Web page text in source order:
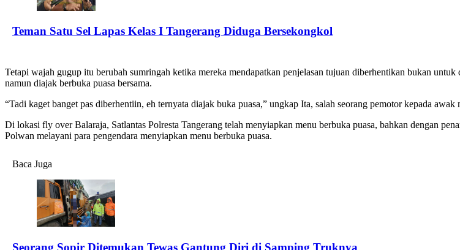
Teman Satu Sel Lapas Kelas I Tangerang Diduga Bersekongkol
Tetapi wajah gugup itu berubah sumringah ketika mereka mendapatkan penjelasan tujuan diberhentikan bukan untuk
namun diajak berbuka puasa bersama.
“Tadi kaget banget pas diberhentiin, eh ternyata diajak buka puasa,” ungkap Ita, salah seorang pemotor kepada
Di lokasi fly over Balaraja, Satlantas Polresta Tangerang telah menyiapkan menu berbuka puasa, bahkan dengan
Polwan melayani para pengendara menyiapkan menu berbuka puasa.
Baca Juga
Seorang Sopir Ditemukan Tewas Gantung Diri di Samping Truknya